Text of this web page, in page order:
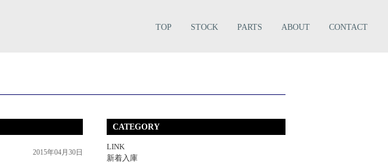
TOP STOCK PARTS ABOUT CONTACT
2015年04月30日
CATEGORY
LINK
新着入庫